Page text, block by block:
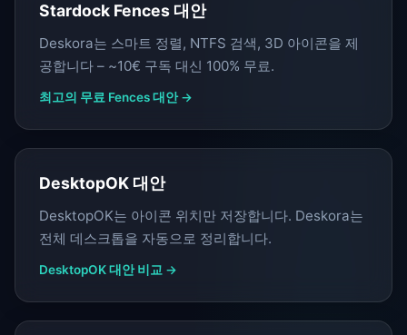
Stardock Fences 대안
Deskora는 스마트 정렬, NTFS 검색, 3D 아이콘을 제
공합니다 – ~10€ 구독 대신 100% 무료.
최고의 무료 Fences 대안 →
DesktopOK 대안
DesktopOK는 아이콘 위치만 저장합니다. Deskora는
전체 데스크톱을 자동으로 정리합니다.
DesktopOK 대안 비교 →